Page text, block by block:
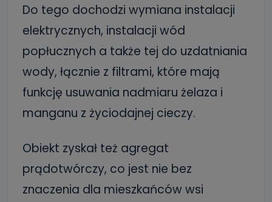
Do tego dochodzi wymiana instalacji
elektrycznych, instalacji wód
popłucznych a także tej do uzdatniania
wody, łącznie z filtrami, które mają
funkcję usuwania nadmiaru żelaza i
manganu z życiodajnej cieczy.
Obiekt zyskał też agregat
prądotwórczy, co jest nie bez
znaczenia dla mieszkańców wsi